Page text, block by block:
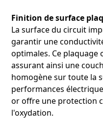
Finition de surface
La surface du circuit
garantir une
optimales. Ce plaquage
assurant ainsi une
homogène sur toute la
performances
or offre une protection
l'oxydation.